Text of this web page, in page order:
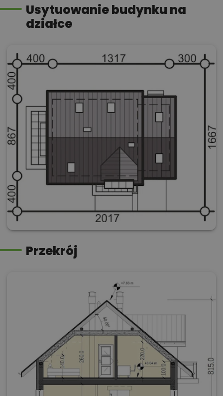
Usytuowanie budynku na
działce
Przekrój